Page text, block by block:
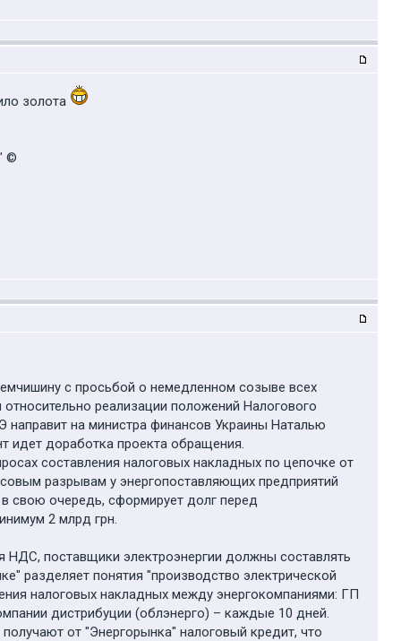
золота
©
с просьбой о немедленном созыве всех
реализации положений Налогового
на министра финансов Украины Наталью
идет доработка проекта обращения.
составления налоговых накладных по цепочке от
разрывам у энергопоставляющих предприятий
свою очередь, сформирует долг перед
2 млрд грн.
поставщики электроэнергии должны составлять
разделяет понятия "производство электрической
налоговых накладных между энергокомпаниями: ГП
дистрибуции (облэнерго) – каждые 10 дней.
от "Энергорынка" налоговый кредит, что